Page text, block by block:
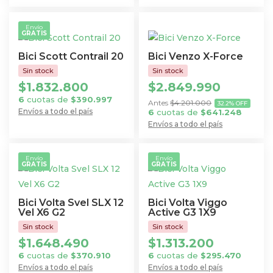
página
producto
de
producto
producto
tiene
múltiples
variantes.
Las
opciones
se
en
la
página
de
producto
Las
opciones
se
pueden
elegir
en
de
producto
Bici Scott Contrail 20
Envío
GRATIS
Envíos a todo el país
$1.832.800
6 cuotas de $390.997
tiene
múltiples
variantes.
Las
opciones
se
pueden
elegir
Bici Venzo X-Force
Envíos a todo el país
$4.201.000
$2.849.990
32.2% OFF
6 cuotas de $641.248
producto
tiene
múltiples
variantes.
Las
opciones
se
pueden
Bici Volta Svel SLX 12
Vel X6 G2
Envío
GRATIS
Envíos a todo el país
$1.648.490
6 cuotas de $370.910
Bici Volta Viggo
Active G3 1X9
Envío
GRATIS
Envíos a todo el país
$1.313.200
6 cuotas de $295.470